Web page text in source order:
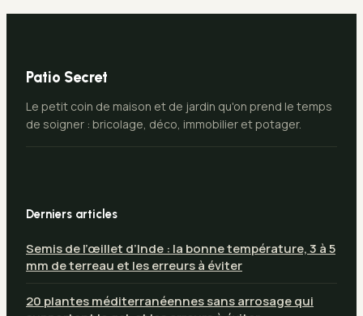
Patio Secret
Le petit coin de maison et de jardin qu'on prend le temps
de soigner : bricolage, déco, immobilier et potager.
Derniers articles
Semis de l’œillet d’Inde : la bonne température, 3 à 5
mm de terreau et les erreurs à éviter
20 plantes méditerranéennes sans arrosage qui